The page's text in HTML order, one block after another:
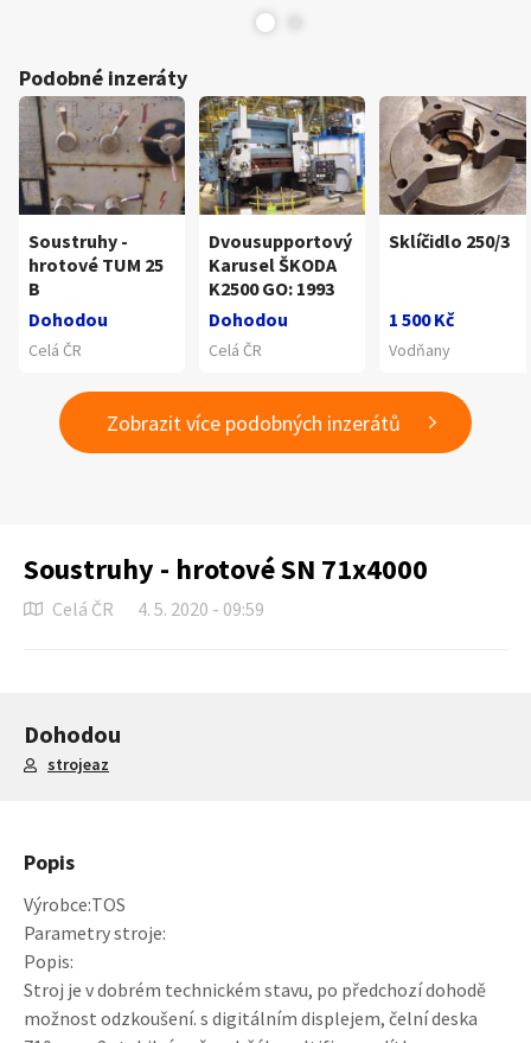
Podobné inzeráty
Soustruhy -
hrotové TUM 25
B
Dohodou
Celá ČR
Dvousupportový
Karusel ŠKODA
K2500 GO: 1993
Dohodou
Celá ČR
Sklíčidlo 250/3
1 500 Kč
Vodňany
Zobrazit více podobných inzerátů
Soustruhy - hrotové SN 71x4000
Celá ČR 4. 5. 2020 - 09:59
Dohodou
strojeaz
Popis
Výrobce:TOS
Parametry stroje:
Popis:
Stroj je v dobrém technickém stavu, po předchozí dohodě
možnost odzkoušení. s digitálním displejem, čelní deska